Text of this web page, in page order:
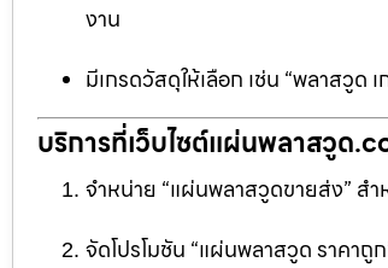
งาน
มีเกรดวัสดุให้เลือก เช่น “พลาสวู
บริการที่เว็บไซต์แผ่นพลาสวูด
จำหน่าย “แผ่นพลาสวูดขายส่ง” ส
จัดโปรโมชัน “แผ่นพลาสวูด ราคา